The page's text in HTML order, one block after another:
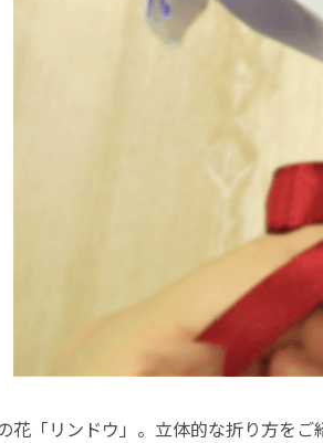
花「リンドウ」。立体的な折り方をご